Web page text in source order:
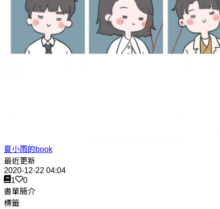
夏小雨的book
最近更新
2020-12-22 04:04
1
0
書單簡介
標籤